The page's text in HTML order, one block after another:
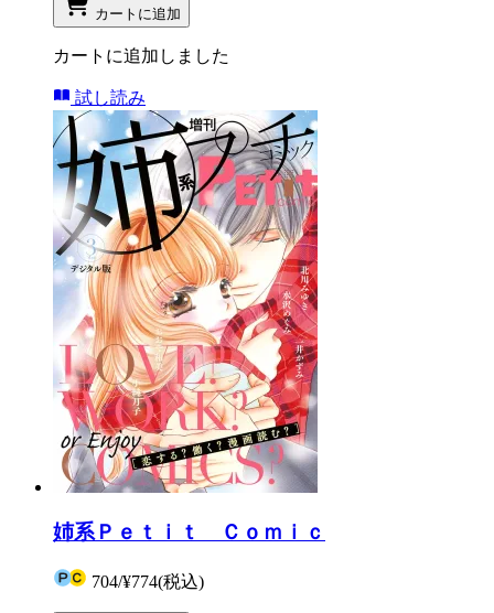
カートに追加
カートに追加しました
試し読み
姉系Ｐｅｔｉｔ Ｃｏｍｉｃ
704/¥774(税込)